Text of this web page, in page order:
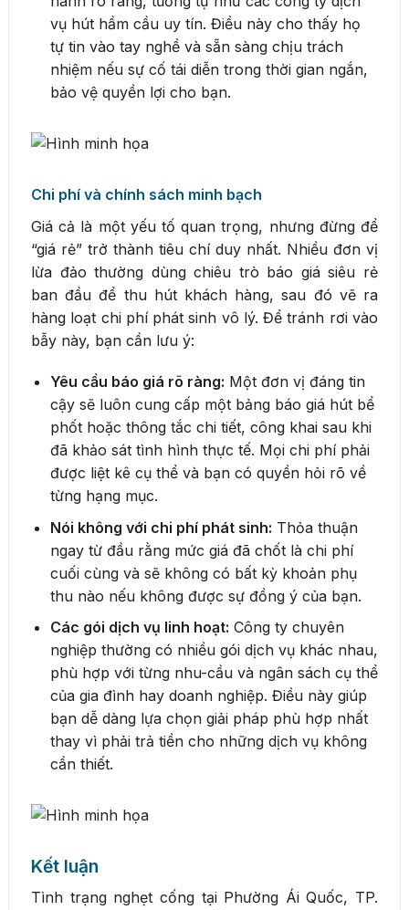
vụ hút hầm cầu uy tín. Điều này cho thấy họ
tự tin vào tay nghề và sẵn sàng chịu trách
nhiệm nếu sự cố tái diễn trong thời gian ngắn,
bảo vệ quyền lợi cho bạn.
Chi phí và chính sách minh bạch
Giá cả là một yếu tố quan trọng, nhưng đừng để
“giá rẻ” trở thành tiêu chí duy nhất. Nhiều đơn vị
lừa đảo thường dùng chiêu trò báo giá siêu rẻ
ban đầu để thu hút khách hàng, sau đó vẽ ra
hàng loạt chi phí phát sinh vô lý. Để tránh rơi vào
bẫy này, bạn cần lưu ý:
Yêu cầu báo giá rõ ràng: Một đơn vị đáng tin
cậy sẽ luôn cung cấp một bảng báo giá hút bể
phốt hoặc thông tắc chi tiết, công khai sau khi
đã khảo sát tình hình thực tế. Mọi chi phí phải
được liệt kê cụ thể và bạn có quyền hỏi rõ về
từng hạng mục.
Nói không với chi phí phát sinh: Thỏa thuận
ngay từ đầu rằng mức giá đã chốt là chi phí
cuối cùng và sẽ không có bất kỳ khoản phụ
thu nào nếu không được sự đồng ý của bạn.
Các gói dịch vụ linh hoạt: Công ty chuyên
nghiệp thường có nhiều gói dịch vụ khác nhau,
phù hợp với từng nhu-cầu và ngân sách cụ thể
của gia đình hay doanh nghiệp. Điều này giúp
bạn dễ dàng lựa chọn giải pháp phù hợp nhất
thay vì phải trả tiền cho những dịch vụ không
cần thiết.
Kết luận
Tình trạng nghẹt cống tại Phường Ái Quốc, TP.